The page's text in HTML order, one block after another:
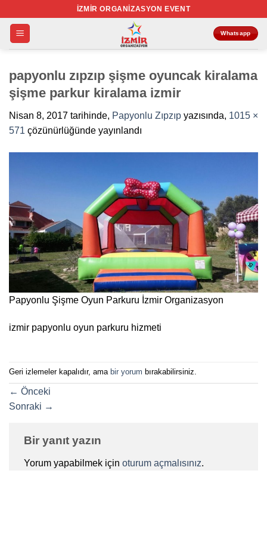
atla
İZMIR ORGANIZASYON EVENT
Whatsapp
papyonlu zıpzıp şişme oyuncak kiralama
şişme parkur kiralama izmir
Nisan 8, 2017 tarihinde, Papyonlu Zıpzıp yazısında, 1015 ×
571 çözünürlüğünde yayınlandı
Papyonlu Şişme Oyun Parkuru İzmir Organizasyon
izmir papyonlu oyun parkuru hizmeti
Geri izlemeler kapalıdır, ama bir yorum bırakabilirsiniz.
← Önceki
Sonraki →
Bir yanıt yazın
Yorum yapabilmek için oturum açmalısınız.